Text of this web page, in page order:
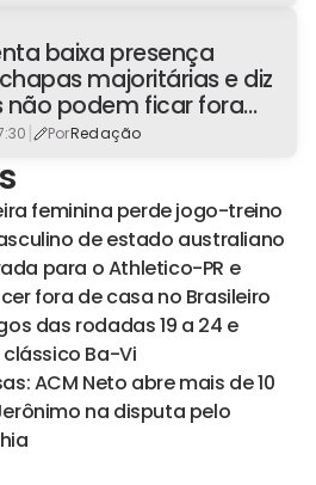
baixa presença
majoritárias e diz
não podem ficar fora
poder
| PorRedação
feminina perde jogo-treino
de estado australiano
para o Athletico-PR e
fora de casa no Brasileiro
das rodadas 19 a 24 e
Ba-Vi
ACM Neto abre mais de 10
na disputa pelo